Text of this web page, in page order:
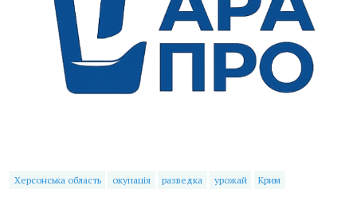
Херсонська область окупація разведка урожай Крим